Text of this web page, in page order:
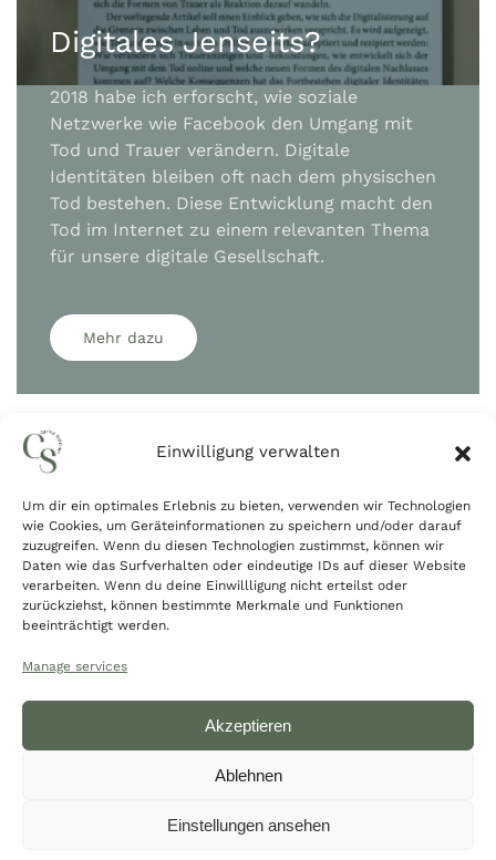
Einwilligung verwalten
Um dir ein optimales Erlebnis zu bieten, verwenden wir Technologien
wie Cookies, um Geräteinformationen zu speichern und/oder darauf
zuzugreifen. Wenn du diesen Technologien zustimmst, können wir
Daten wie das Surfverhalten oder eindeutige IDs auf dieser Website
verarbeiten. Wenn du deine Einwillligung nicht erteilst oder
zurückziehst, können bestimmte Merkmale und Funktionen
beeinträchtigt werden.
Manage services
Akzeptieren
Ablehnen
Einstellungen ansehen
Digitales Jenseits?
2018 habe ich erforscht, wie soziale
Netzwerke wie Facebook den Umgang mit
Tod und Trauer verändern. Digitale
Identitäten bleiben oft nach dem physischen
Tod bestehen. Diese Entwicklung macht den
Tod im Internet zu einem relevanten Thema
für unsere digitale Gesellschaft.
Mehr dazu
Vereinbaren Sie ein Gespräch
Newsletter
kontakt@carina-stoettner.de